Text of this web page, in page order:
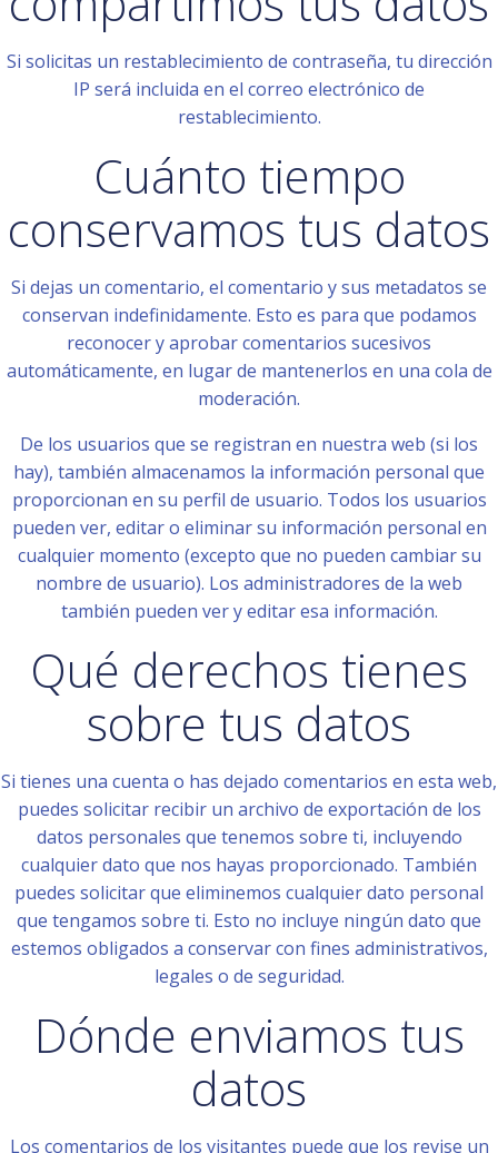
Si solicitas un restablecimiento de contraseña, tu dirección
IP será incluida en el correo electrónico de
restablecimiento.
Cuánto tiempo
conservamos tus datos
Si dejas un comentario, el comentario y sus metadatos se
conservan indefinidamente. Esto es para que podamos
reconocer y aprobar comentarios sucesivos
automáticamente, en lugar de mantenerlos en una cola de
moderación.
De los usuarios que se registran en nuestra web (si los
hay), también almacenamos la información personal que
proporcionan en su perfil de usuario. Todos los usuarios
pueden ver, editar o eliminar su información personal en
cualquier momento (excepto que no pueden cambiar su
nombre de usuario). Los administradores de la web
también pueden ver y editar esa información.
Qué derechos tienes
sobre tus datos
Si tienes una cuenta o has dejado comentarios en esta web,
puedes solicitar recibir un archivo de exportación de los
datos personales que tenemos sobre ti, incluyendo
cualquier dato que nos hayas proporcionado. También
puedes solicitar que eliminemos cualquier dato personal
que tengamos sobre ti. Esto no incluye ningún dato que
estemos obligados a conservar con fines administrativos,
legales o de seguridad.
Dónde enviamos tus
datos
Los comentarios de los visitantes puede que los revise un